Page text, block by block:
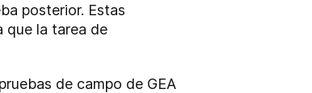
posterior. Estas
que la tarea de
de campo de GEA